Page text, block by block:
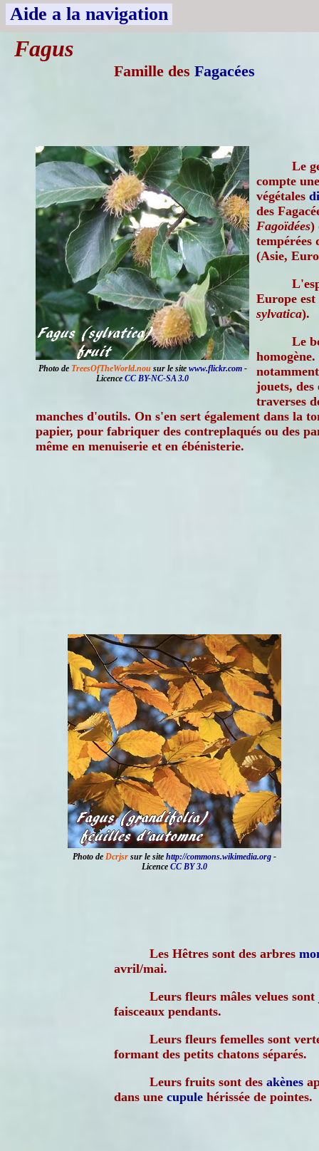
Aide a la navigation
Fagus
Famille des Fagacées
Photo de TreesOfTheWorld.nousur le site www.flickr.com-
Licence CC BY-NC-SA 3.0
Le
compte
végétales
des
Fagoïdées)
tempérées
(Asie,
Europe
sylvatica).
Le
jouets, des
traverses
manches d'outils. On s'en sert également dans la
papier, pour fabriquer des contreplaqués ou des
même en menuiserie et en ébénisterie.
Photo de Dcrjsr sur le site http://commons.wikimedia.org -
Licence CC BY 3.0
Les Hêtres sont des arbres
avril/mai.
Leurs fleurs mâles velues
faisceaux pendants.
Leurs fleurs femelles sont
formant des petits chatons séparés.
Leurs fruits sont des akènes
dans une cupule hérissée de pointes.